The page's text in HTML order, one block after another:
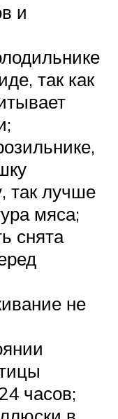
и
так как
так лучше
мяса;
снята
не
часов;